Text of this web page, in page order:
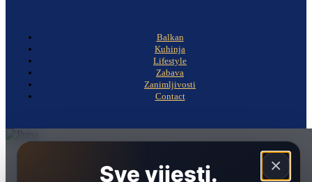
Balkan
Kuhinja
Lifestyle
Zabava
Zanimljivosti
Contact
×
Sve vijesti.